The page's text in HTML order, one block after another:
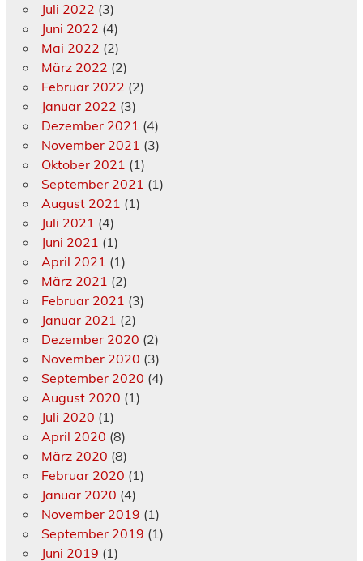
Juli 2022 (3)
Juni 2022 (4)
Mai 2022 (2)
März 2022 (2)
Februar 2022 (2)
Januar 2022 (3)
Dezember 2021 (4)
November 2021 (3)
Oktober 2021 (1)
September 2021 (1)
August 2021 (1)
Juli 2021 (4)
Juni 2021 (1)
April 2021 (1)
März 2021 (2)
Februar 2021 (3)
Januar 2021 (2)
Dezember 2020 (2)
November 2020 (3)
September 2020 (4)
August 2020 (1)
Juli 2020 (1)
April 2020 (8)
März 2020 (8)
Februar 2020 (1)
Januar 2020 (4)
November 2019 (1)
September 2019 (1)
Juni 2019 (1)